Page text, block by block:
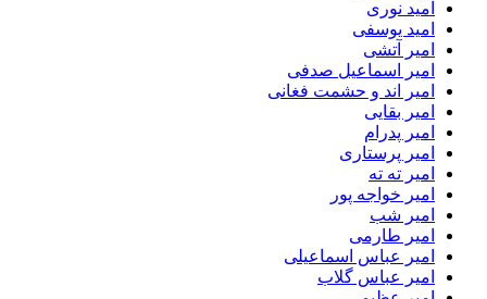
امید نوری
امید یوسفی
امیر آتشی
امیر اسماعیل صدفی
امیر اند و حشمت فغانی
امیر بقایی
امیر پدرام
امیر پرستاری
امیر ته ته
امیر خواجه پور
امیر شب
امیر طارمی
امیر عباس اسماعیلی
امیر عباس گلاب